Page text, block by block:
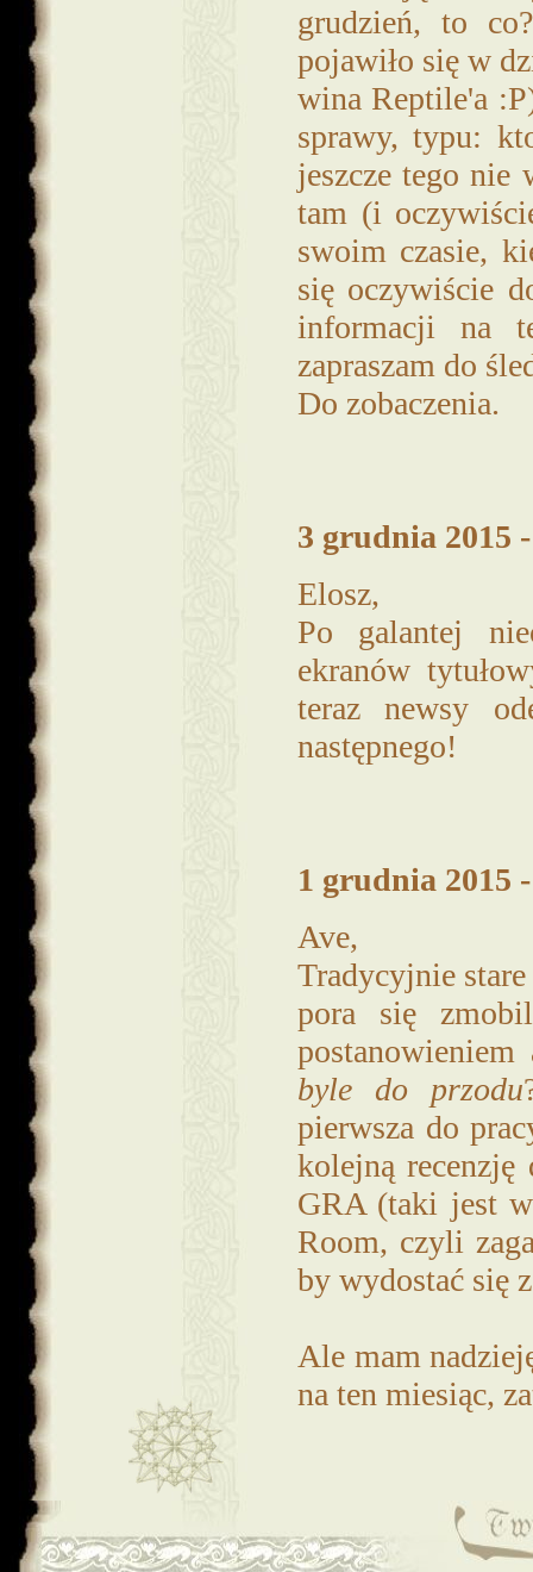
grudzień, to
pojawiło się w
wina Reptile'a
sprawy, typu:
jeszcze tego nie
tam (i
swoim czasie,
się oczywiście
informacji na
zapraszam do
Do zobaczenia.
3 grudnia 2015
Elosz,
Po galantej
ekranów
teraz newsy
następnego!
1 grudnia 2015
Ave,
Tradycyjnie
pora się
byle do przodu
pierwsza do
kolejną
GRA (taki jest
Room, czyli
by wydostać się
Ale mam
na ten miesiąc,